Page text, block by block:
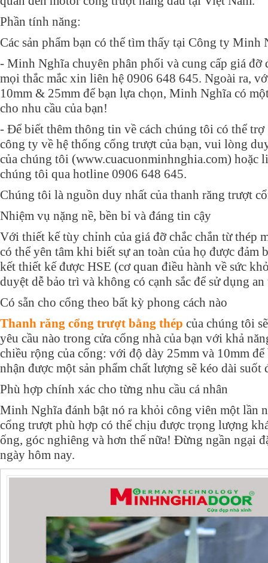
Phần tính năng:
Các sản phẩm bạn có thể tìm thấy tại Công ty Minh
- Minh Nghĩa chuyên phân phối và cung cấp giá đỡ
mọi thắc mắc xin liên hệ 0906 648 645. Ngoài ra,
10mm & 25mm để bạn lựa chọn, Minh Nghĩa có
cho nhu cầu của bạn!
- Để biết thêm thông tin về cách chúng tôi có thể trợ
công ty về hệ thống cổng trượt của bạn, vui lòng
của chúng tôi (www.cuacuonminhnghia.com) hoặc
chúng tôi qua hotline 0906 648 645.
Chúng tôi là nguồn duy nhất của thanh răng trượt
Nhiệm vụ nặng nề, bền bỉ và đáng tin cậy
Với thiết kế tùy chỉnh của giá đỡ chắc chắn từ thép
có thể yên tâm khi biết sự an toàn của họ được đảm
kết thiết kế được HSE (cơ quan điều hành về sức
duyệt dễ bảo trì và không có cạnh sắc để sử dụng an
Có sẵn cho cổng theo bất kỳ phong cách nào
Thanh răng cổng trượt bằng thép của chúng tôi
yêu cầu nào trong cửa cổng nhà của bạn với khả
chiều rộng của cổng: với độ dày 25mm và 10mm để
nhận được một sản phẩm chất lượng sẽ kéo dài suốt
Phù hợp chính xác cho từng nhu cầu cá nhân
Minh Nghĩa đánh bật nó ra khỏi công viên một lần
cổng trượt phù hợp có thể chịu được trọng lượng
ống, góc nghiêng và hơn thế nữa! Đừng ngần ngại
ngày hôm nay.